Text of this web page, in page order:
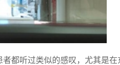
都听过类似的感叹，尤其是在